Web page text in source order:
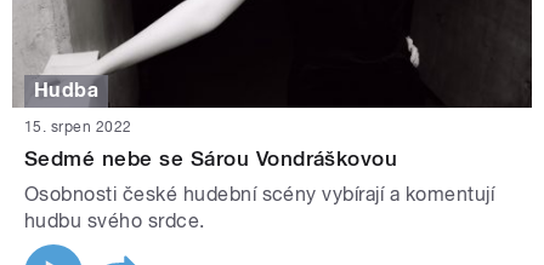
Hudba
15. srpen 2022
Sedmé nebe se Sárou Vondráškovou
Osobnosti české hudební scény vybírají a komentují
hudbu svého srdce.